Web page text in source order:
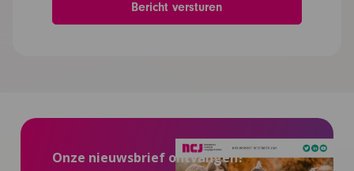
Onze nieuwsbrief ontvangen?